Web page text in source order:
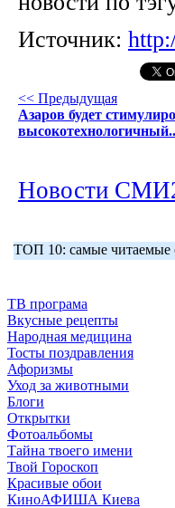
Источник:
<< Предыдущая
Азаров будет
Новости
ТОП 10: самые читаемые
ТВ програма
Вкусные рецепты
Народная медицина
Тосты поздравления
Афоризмы
Уход за животными
Блоги
Открытки
Фотоальбомы
Тайна твоего имени
Твой Гороскоп
Красивые обои
КиноАФИША Киева